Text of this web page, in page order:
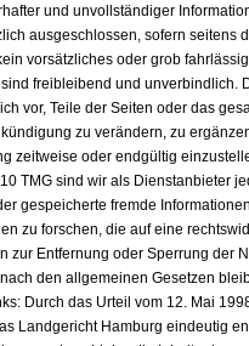
und unvollständiger
ausgeschlossen, sofern seitens
vorsätzliches oder grob
freibleibend und unverbindlich.
vor, Teile der Seiten oder das
zu verändern, zu
zeitweise oder endgültig
TMG sind wir als Dienstanbieter
gespeicherte fremde
zu forschen, die auf eine
zur Entfernung oder Sperrung der
den allgemeinen Gesetzen
Durch das Urteil vom 12. Mai
Landgericht Hamburg eindeutig